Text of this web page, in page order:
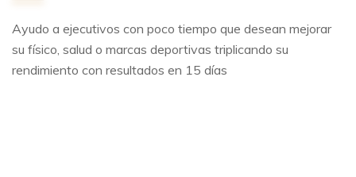
Ayudo a ejecutivos con poco tiempo que desean mejorar
su físico, salud o marcas deportivas triplicando su
rendimiento con resultados en 15 días